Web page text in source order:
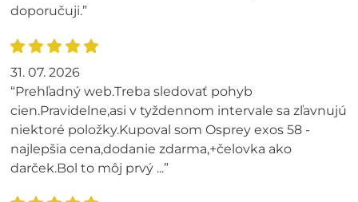
doporučuji.”
31. 07. 2026
“Prehľadný web.Treba sledovať pohyb
cien.Pravidelne,asi v tyždennom intervale sa zľavnujú
niektoré položky.Kupoval som Osprey exos 58 -
najlepšia cena,dodanie zdarma,+čelovka ako
darček.Bol to môj prvý ...”